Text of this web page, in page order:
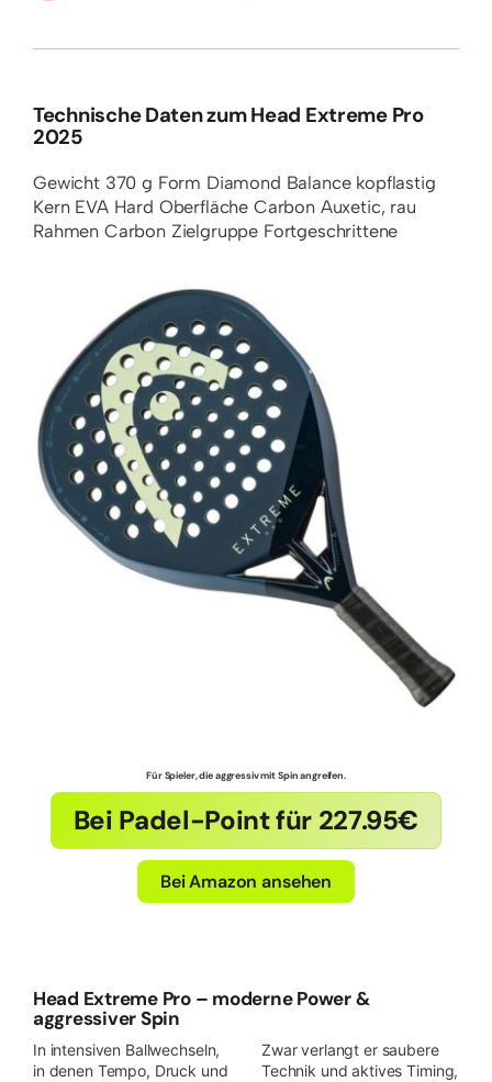
Technische Daten zum Head Extreme Pro
2025
Gewicht 370 g Form Diamond Balance kopflastig
Kern EVA Hard Oberfläche Carbon Auxetic, rau
Rahmen Carbon Zielgruppe Fortgeschrittene
Für Spieler, die aggressiv mit Spin angreifen.
Bei Padel-Point für 227.95€
Bei Amazon ansehen
Head Extreme Pro – moderne Power &
aggressiver Spin
In intensiven Ballwechseln,
in denen Tempo, Druck und
Zwar verlangt er saubere
Technik und aktives Timing,